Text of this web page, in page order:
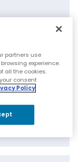
suíte RX
e maior
de
graças ao
partners use
experience.
all the cookies.
consent
Policy